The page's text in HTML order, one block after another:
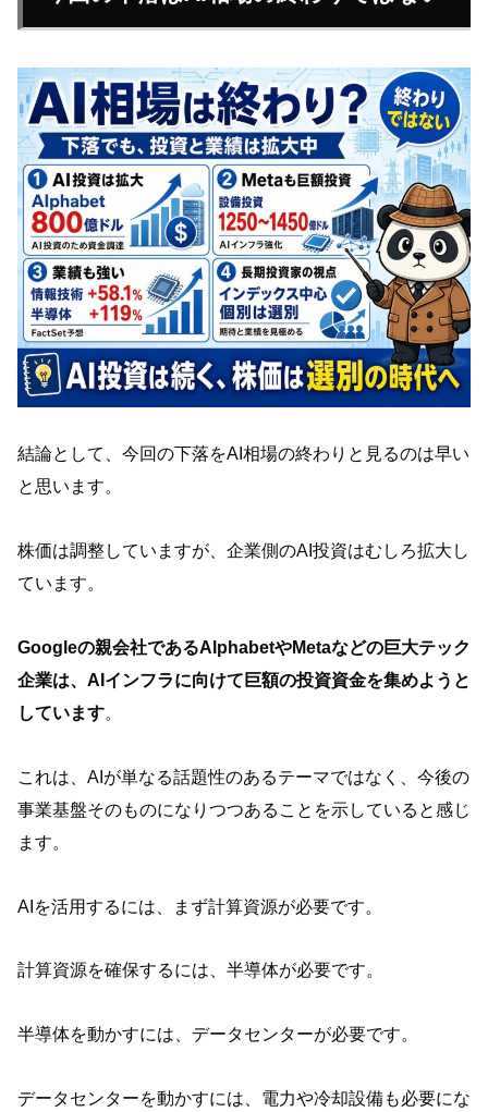
結論として、今回の下落をAI相場の終わりと見るのは早い
と思います。
株価は調整していますが、企業側のAI投資はむしろ拡大し
ています。
Googleの親会社であるAlphabetやMetaなどの巨大テック
企業は、AIインフラに向けて巨額の投資資金を集めようと
しています。
これは、AIが単なる話題性のあるテーマではなく、今後の
事業基盤そのものになりつつあることを示していると感じ
ます。
AIを活用するには、まず計算資源が必要です。
計算資源を確保するには、半導体が必要です。
半導体を動かすには、データセンターが必要です。
データセンターを動かすには、電力や冷却設備も必要にな